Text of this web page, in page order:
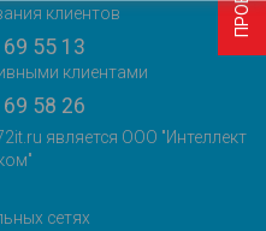
клиентов
55 13
клиентами
58 26
является ООО "Интеллект
сетях